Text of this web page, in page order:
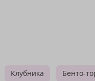
Клубника Бенто-